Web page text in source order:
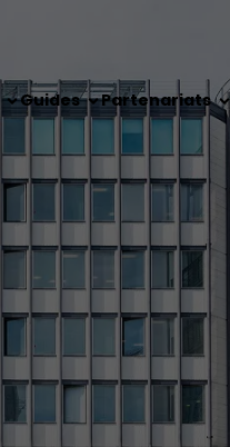
Guides Partenariats